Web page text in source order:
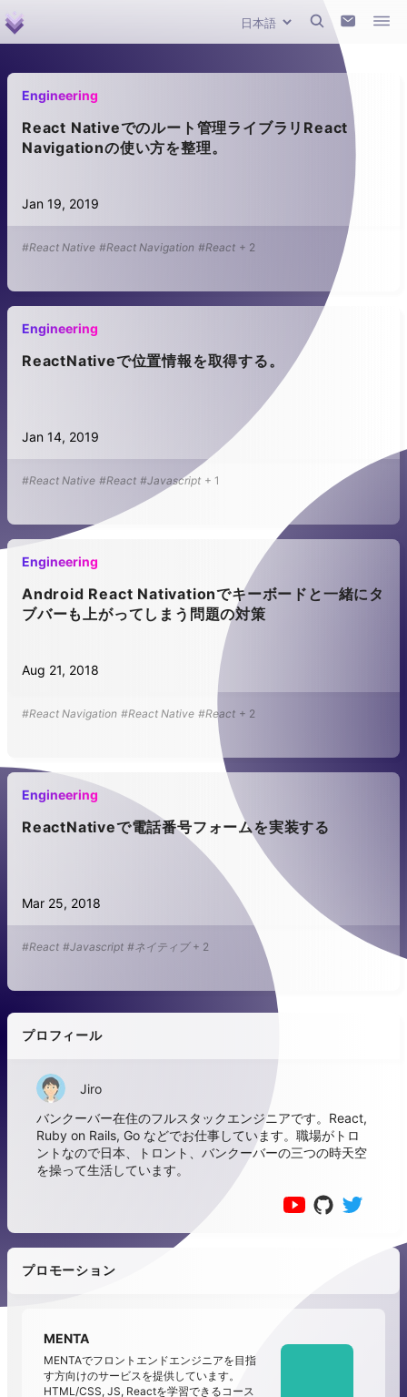
Engineering
React Nativeでのルート管理ライブラリReact
Navigationの使い方を整理。
Jan 19, 2019
#React Native #React Navigation #React + 2
Engineering
ReactNativeで位置情報を取得する。
Jan 14, 2019
#React Native #React #Javascript + 1
Engineering
Android React Nativationでキーボードと一緒にタ
ブバーも上がってしまう問題の対策
Aug 21, 2018
#React Navigation #React Native #React + 2
Engineering
ReactNativeで電話番号フォームを実装する
Mar 25, 2018
#React #Javascript #ネイティブ + 2
プロフィール
Jiro
バンクーバー在住のフルスタックエンジニアです。React,
Ruby on Rails, Go などでお仕事しています。職場がトロ
ントなので日本、トロント、バンクーバーの三つの時天空
を操って生活しています。
プロモーション
MENTA
MENTAでフロントエンドエンジニアを目指
す方向けのサービスを提供しています。
HTML/CSS, JS, Reactを学習できるコース